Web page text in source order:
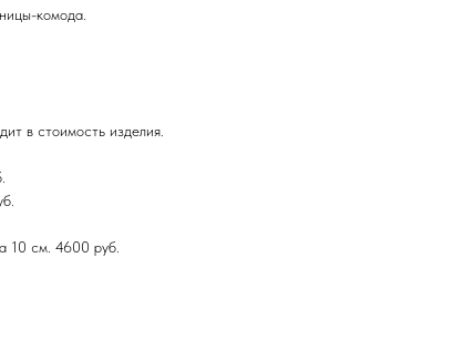
комода.
в стоимость изделия.
10 см. 4600 руб.